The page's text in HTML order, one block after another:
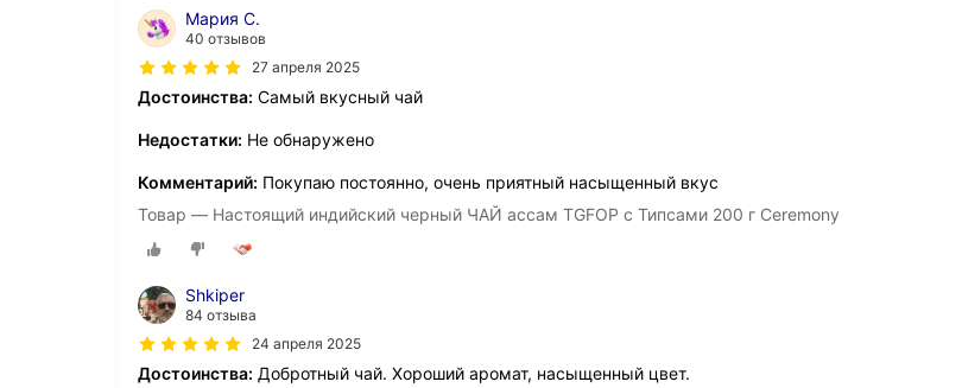
Мария С.
40 отзывов
27 апреля 2025
Достоинства: Самый вкусный чай
Недостатки: Не обнаружено
Комментарий: Покупаю постоянно, очень приятный насыщенный вкус
Товар — Настоящий индийский черный ЧАЙ ассам TGFOP с Типсами 200 г Ceremony
Shkiper
84 отзыва
24 апреля 2025
Достоинства: Добротный чай. Хороший аромат, насыщенный цвет.